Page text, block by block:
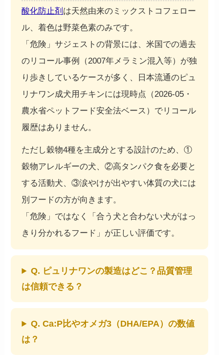
酸化防止剤 は天然由来のミックストコフェロー
ル、着色は野菜色素のみです。
「危険」サジェストの背景には、米国での過去
のリコール事例（2007年メラミン混入等）が独
り歩きしているケースが多く、日本流通のピュ
リナワン成犬用チキンには現時点（2026-05・
農水省ペットフード安全法ベース）でリコール
履歴はありません。
ただし穀物4種を主成分とする設計のため、①
穀物アレルギーの犬、②高タンパク食を必要と
する活動犬、③涙やけが出やすい体質の犬には
別フードの方が向きます。
「危険」ではなく「合う犬と合わない犬がはっ
きり分かれるフード」が正しい評価です。
Q. ピュリナワンの製造はどこ？品質管理
は信頼できる？
Q. Ca:P比やオメガ3（DHA/EPA）の数値
は？